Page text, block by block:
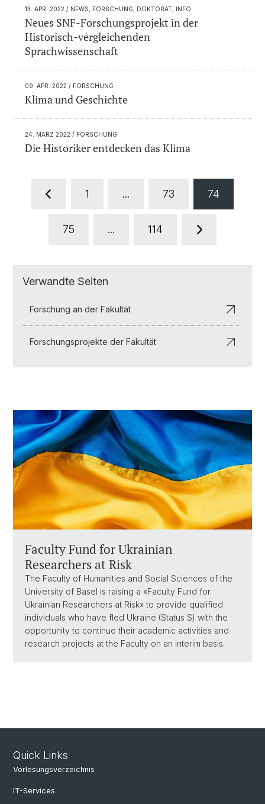
13. APR. 2022 / NEWS, FORSCHUNG, DOKTORAT, INFO
Neues SNF-Forschungsprojekt in der
Historisch-vergleichenden
Sprachwissenschaft
09. APR. 2022 / FORSCHUNG
Klima und Geschichte
24. MÄRZ 2022 / FORSCHUNG
Die Historiker entdecken das Klima
1 ... 73 74
75 ... 114
Verwandte Seiten
Forschung an der Fakultät
Forschungsprojekte der Fakultät
Faculty Fund for Ukrainian
Researchers at Risk
The Faculty of Humanities and Social Sciences of the
University of Basel is raising a «Faculty Fund for
Ukrainian Researchers at Risk» to provide qualified
individuals who have fled Ukraine (Status S) with the
opportunity to continue their academic activities and
research projects at the Faculty on an interim basis.
Quick Links
Vorlesungsverzeichnis
IT-Services